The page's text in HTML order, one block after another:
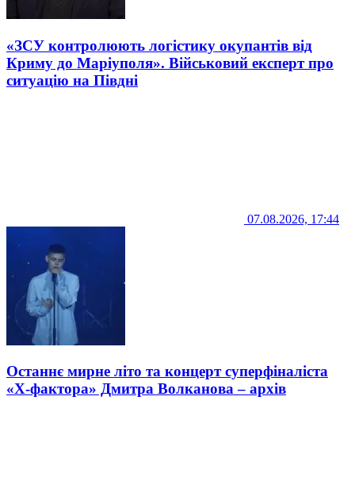
«ЗСУ контролюють логістику окупантів від
Криму до Маріуполя». Військовий експерт про
ситуацію на Півдні
07.08.2026, 17:44
Останнє мирне літо та концерт суперфіналіста
«Х-фактора» Дмитра Волканова – архів